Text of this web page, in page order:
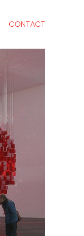
CONTACT